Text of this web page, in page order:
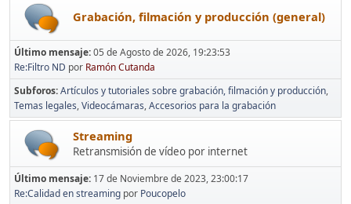
Grabación, filmación y producción (general)
Último mensaje:05 de Agosto de 2026, 19:23:53
Re:Filtro ND por Ramón Cutanda
Subforos Artículos y tutoriales sobre grabación, filmación y producción
Temas legales Videocámaras Accesorios para la grabación
Streaming
Retransmisión de vídeo por internet
Último mensaje: 17 de Noviembre de 2023, 23:00:17
Re:Calidad en streaming por Poucopelo